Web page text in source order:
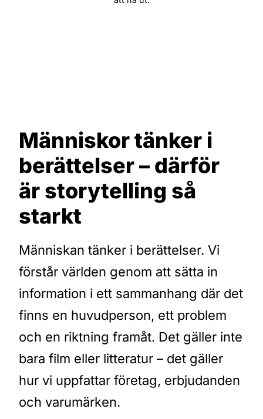
Människor tänker i
berättelser – därför
är storytelling så
starkt
Människan tänker i berättelser. Vi
förstår världen genom att sätta in
information i ett sammanhang där det
finns en huvudperson, ett problem
och en riktning framåt. Det gäller inte
bara film eller litteratur – det gäller
hur vi uppfattar företag, erbjudanden
och varumärken.